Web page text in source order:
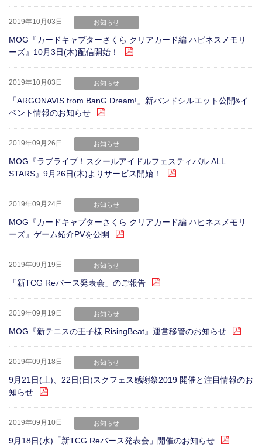
2019年10月03日 お知らせ
MOG『カードキャプターさくら クリアカード編 ハピネスメモリ
ーズ』10月3日(木)配信開始！
2019年10月03日 お知らせ
「ARGONAVIS from BanG Dream!」新バンドシルエット公開&イ
ベント情報のお知らせ
2019年09月26日 お知らせ
MOG『ラブライブ！スクールアイドルフェスティバル ALL
STARS』9月26日(木)よりサービス開始！
2019年09月24日 お知らせ
MOG『カードキャプターさくら クリアカード編 ハピネスメモリ
ーズ』ゲーム紹介PVを公開
2019年09月19日 お知らせ
「新TCG Reバース発表会」のご報告
2019年09月19日 お知らせ
MOG『新テニスの王子様 RisingBeat』運営移管のお知らせ
2019年09月18日 お知らせ
9月21日(土)、22日(日)スクフェス感謝祭2019 開催と注目情報のお
知らせ
2019年09月10日 お知らせ
9月18日(水)「新TCG Reバース発表会」開催のお知らせ